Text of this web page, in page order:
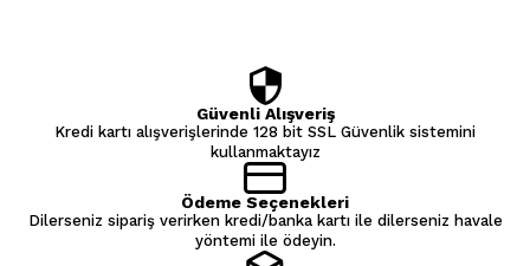
Güvenli Alışveriş
Kredi kartı alışverişlerinde 128 bit SSL Güvenlik sistemini
kullanmaktayız
Ödeme Seçenekleri
Dilerseniz sipariş verirken kredi/banka kartı ile dilerseniz havale
yöntemi ile ödeyin.